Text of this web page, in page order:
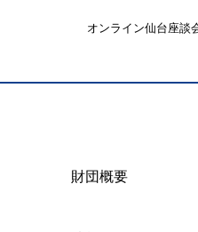
オンライン仙台座談
財団概要